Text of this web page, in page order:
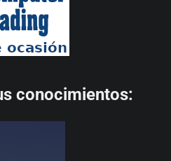
conocimientos: